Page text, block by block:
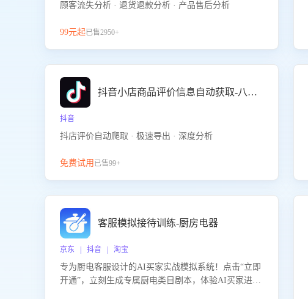
顾客流失分析 · 退货退款分析 · 产品售后分析
99元起已售2950+
抖音小店商品评价信息自动获取-八爪鱼
抖音
抖店评价自动爬取 · 极速导出 · 深度分析
免费试用 已售99+
客服模拟接待训练-厨房电器
京东 | 抖音 | 淘宝
专为厨电客服设计的AI买家实战模拟系统！点击“立即
开通”，立刻生成专属厨电类目剧本，体验AI买家进线